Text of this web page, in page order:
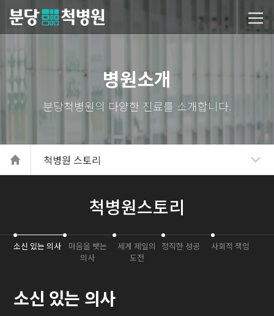
당척병원
병원소개
척병원 스토리
척병원스토리
소신 있는 의사
소신 있는 의사
마음을 뺏는
의사
세계 제일의
도전
정직한 성공 사회적 책임